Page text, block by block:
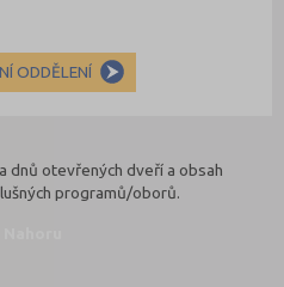
ODDĚLENÍ
dnů otevřených dveří a obsah
programů/oborů.